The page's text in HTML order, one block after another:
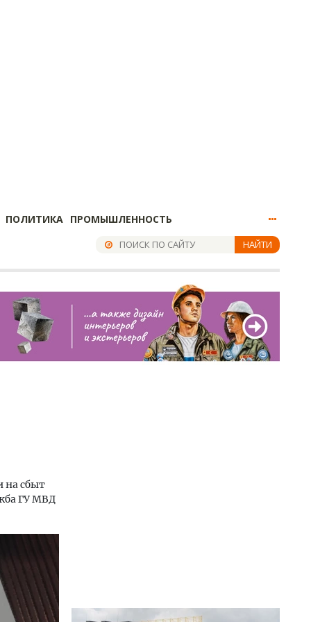
ПОЛИТИКА ПРОМЫШЛЕННОСТЬ
НАЙТИ
на сбыт
ГУ МВД